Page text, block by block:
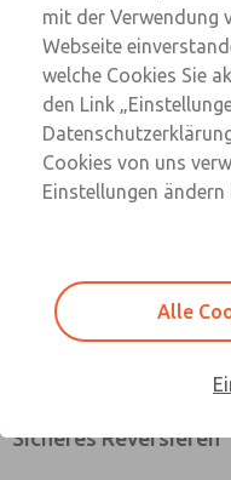
Energietrennung
Sichere Steuerung
Sicheres Reversieren
mit der Verwendung
Webseite
welche Cookies Sie
den Link
Cookies von uns
Einstellungen ändern
Alle